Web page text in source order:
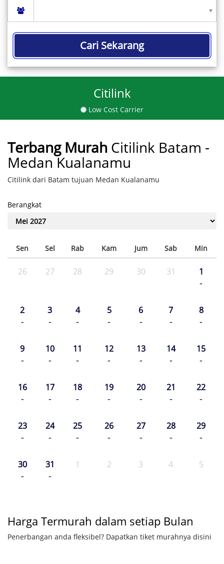
Cari Sekarang
Citilink
Low Cost Carrier
Terbang Murah Citilink Batam -
Medan Kualanamu
Citilink dari Batam tujuan Medan Kualanamu
Berangkat
Sen Sel Rab Kam Jum Sab Min
26 27 28 29 30 31 1
-
2
-
3
-
4
-
5
-
6
-
7
-
8
-
9
-
10
-
11
-
12
-
13
-
14
-
15
-
16
-
17
-
18
-
19
-
20
-
21
-
22
-
23
-
24
-
25
-
26
-
27
-
28
-
29
-
30
-
31
-
1 2 3 4 5
Harga Termurah dalam setiap Bulan
Penerbangan anda fleksibel? Dapatkan tiket murahnya disini